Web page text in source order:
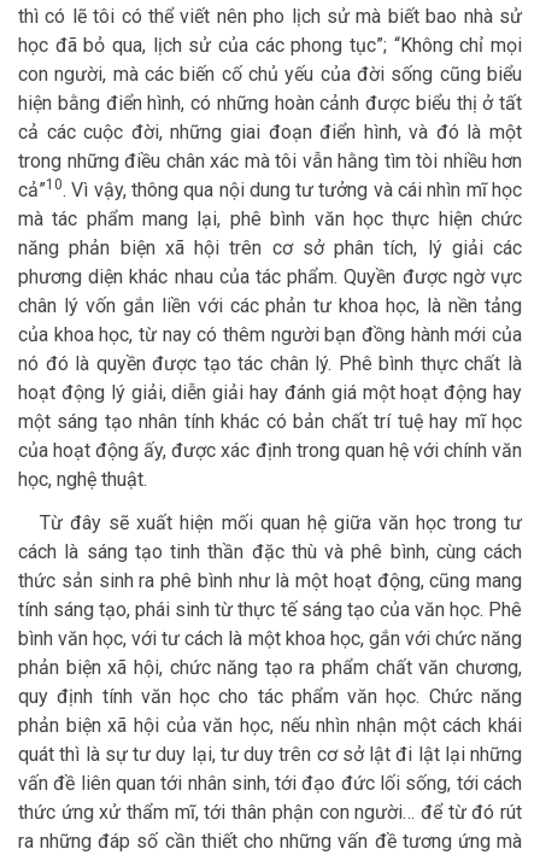
thì có lẽ tôi có thể viết nên pho lịch sử mà biết bao nhà sử
học đã bỏ qua, lịch sử của các phong tục”; “Không chỉ mọi
con người, mà các biến cố chủ yếu của đời sống cũng biểu
hiện bằng điển hình, có những hoàn cảnh được biểu thị ở tất
cả các cuộc đời, những giai đoạn điển hình, và đó là một
trong những điều chân xác mà tôi vẫn hằng tìm tòi nhiều hơn
cả”10. Vì vậy, thông qua nội dung tư tưởng và cái nhìn mĩ học
mà tác phẩm mang lại, phê bình văn học thực hiện chức
năng phản biện xã hội trên cơ sở phân tích, lý giải các
phương diện khác nhau của tác phẩm. Quyền được ngờ vực
chân lý vốn gắn liền với các phản tư khoa học, là nền tảng
của khoa học, từ nay có thêm người bạn đồng hành mới của
nó đó là quyền được tạo tác chân lý. Phê bình thực chất là
hoạt động lý giải, diễn giải hay đánh giá một hoạt động hay
một sáng tạo nhân tính khác có bản chất trí tuệ hay mĩ học
của hoạt động ấy, được xác định trong quan hệ với chính văn
học, nghệ thuật.
Từ đây sẽ xuất hiện mối quan hệ giữa văn học trong tư
cách là sáng tạo tinh thần đặc thù và phê bình, cùng cách
thức sản sinh ra phê bình như là một hoạt động, cũng mang
tính sáng tạo, phái sinh từ thực tế sáng tạo của văn học. Phê
bình văn học, với tư cách là một khoa học, gắn với chức năng
phản biện xã hội, chức năng tạo ra phẩm chất văn chương,
quy định tính văn học cho tác phẩm văn học. Chức năng
phản biện xã hội của văn học, nếu nhìn nhận một cách khái
quát thì là sự tư duy lại, tư duy trên cơ sở lật đi lật lại những
vấn đề liên quan tới nhân sinh, tới đạo đức lối sống, tới cách
thức ứng xử thẩm mĩ, tới thân phận con người… để từ đó rút
ra những đáp số cần thiết cho những vấn đề tương ứng mà